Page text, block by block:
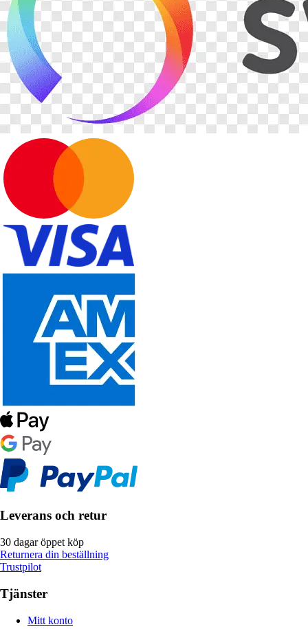
Leverans och retur
30 dagar öppet köp
Returnera din beställning
Trustpilot
Tjänster
Mitt konto